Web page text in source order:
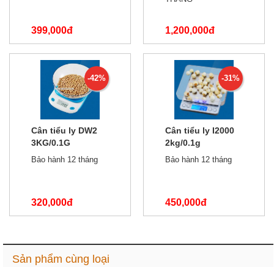
399,000đ
750,000đ
1,200,000đ
1,500,000đ
-42%
Cân tiểu ly DW2
3KG/0.1G
Bảo hành 12 tháng
320,000đ
550,000đ
-31%
Cân tiểu ly I2000
2kg/0.1g
Bảo hành 12 tháng
450,000đ
650,000đ
Sản phẩm cùng loại